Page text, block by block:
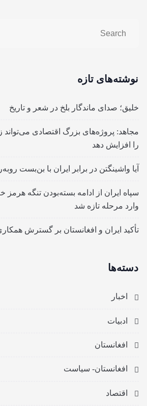
نوشته‌های تازه
خلیق؛ صدای ماندگار بلخ در شعر و تاریخ
مجاهد: پروژه‌های بزرگ اقتصادی می‌تواند
را افزایش دهد
آیا واشینگتن در برابر ایران با بن‌بست
سپاه ایران از ادامه بسته‌بودن تنگه هرمز
وارد مرحله تازه شد
تأکید ایران و افغانستان بر گسترش
دسته‌ها
اخبار
ادبیات
افغانستان
افغانستان- سیاست
اقتصاد